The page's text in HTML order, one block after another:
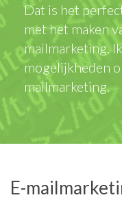
Dat is het
met het maken
mailmarketing.
mogelijkheden
mailmarketing.
E-